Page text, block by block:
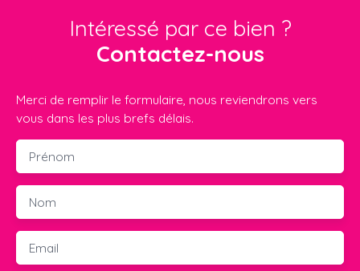
Intéressé par ce bien ?
Contactez-nous
Merci de remplir le formulaire, nous reviendrons vers
vous dans les plus brefs délais.
Prénom
Nom
Email